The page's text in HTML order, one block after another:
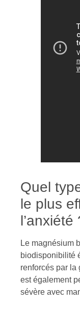
Quel
le plus
l’anxiété
Le magnésium
biodisponibilité
renforcés par la
est également
sévère avec